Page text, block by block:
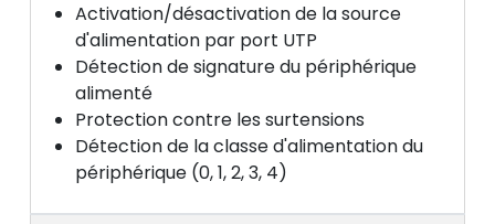
Activation/désactivation de la source
d'alimentation par port UTP
Détection de signature du périphérique
alimenté
Protection contre les surtensions
Détection de la classe d'alimentation du
périphérique (0, 1, 2, 3, 4)